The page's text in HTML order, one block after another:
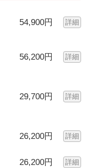
54,900円 詳細
56,200円 詳細
29,700円 詳細
26,200円 詳細
26,200円 詳細